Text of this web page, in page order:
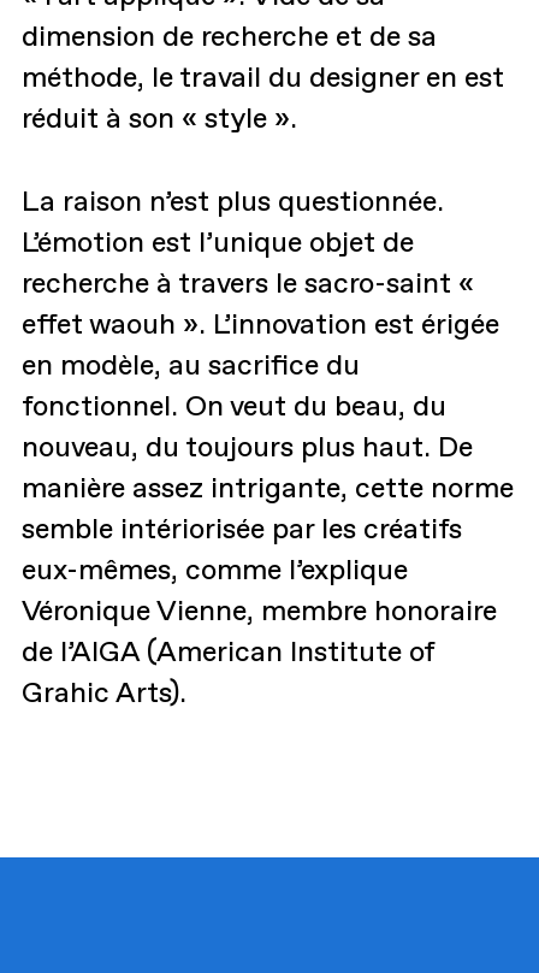
dimension de recherche et de sa
méthode, le travail du designer en est
réduit à son « style ».
La raison n’est plus questionnée.
L’émotion est l’unique objet de
recherche à travers le sacro-saint «
effet waouh ». L’innovation est érigée
en modèle, au sacrifice du
fonctionnel. On veut du beau, du
nouveau, du toujours plus haut. De
manière assez intrigante, cette norme
semble intériorisée par les créatifs
eux-mêmes, comme l’explique
Véronique Vienne, membre honoraire
de l’AIGA (American Institute of
Grahic Arts).